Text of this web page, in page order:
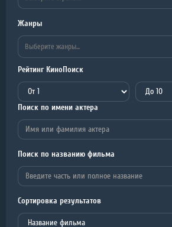
Жанры
Рейтинг КиноПоиск
Поиск по имени актера
Поиск по названию фильма
Сортировка результатов